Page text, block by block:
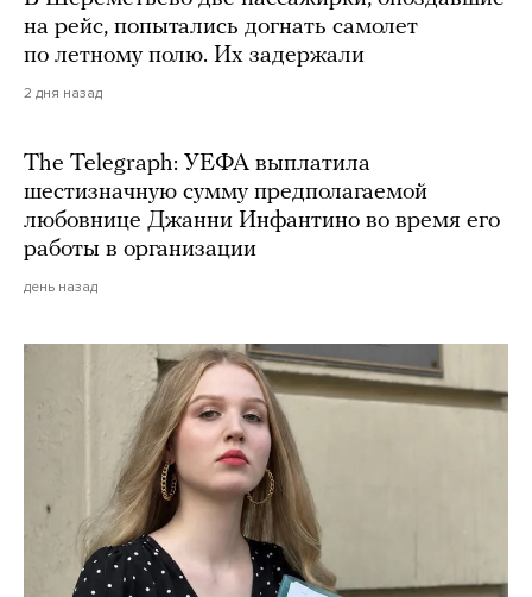
на рейс, попытались догнать самолет
по летному полю. Их задержали
2 дня назад
The Telegraph: УЕФА выплатила
шестизначную сумму предполагаемой
любовнице Джанни Инфантино во время его
работы в организации
день назад